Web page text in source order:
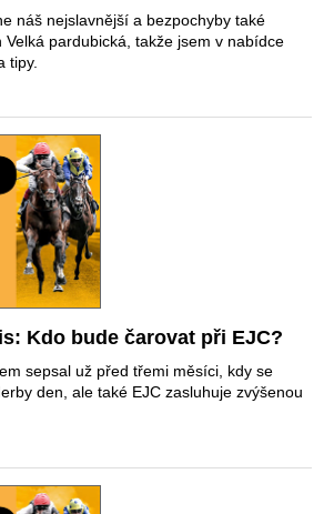
náš nejslavnější a bezpochyby také
Velká pardubická, takže jsem v nabídce
tipy.
Kdo bude čarovat při EJC?
sepsal už před třemi měsíci, kdy se
den, ale také EJC zasluhuje zvýšenou